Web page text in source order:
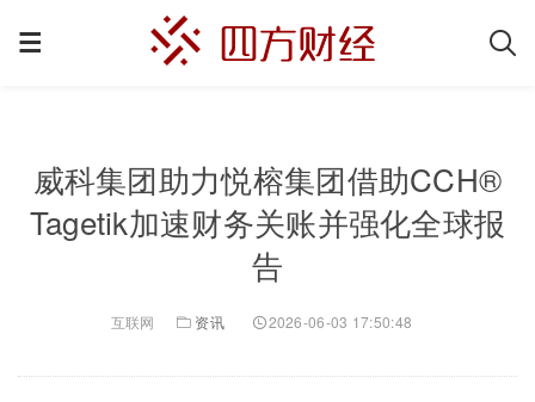
威科集团助力悦榕集团借助CCH®
Tagetik加速财务关账并强化全球报
告
互联网 资讯 2026-06-03 17:50:48